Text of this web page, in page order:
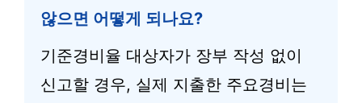
않으면 어떻게 되나요?
기준경비율 대상자가 장부 작성 없이
신고할 경우, 실제 지출한 주요경비는